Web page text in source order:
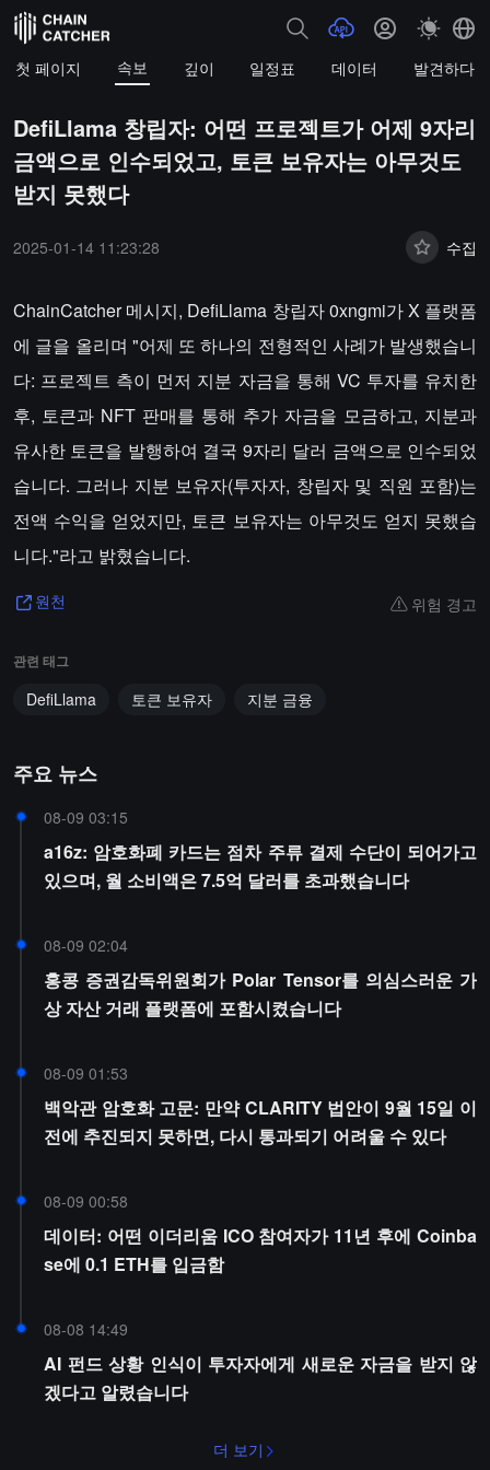
첫 페이지 속보 깊이 일정표 데이터 발견하다
DefiLlama 창립자: 어떤 프로젝트가 어제 9자리
금액으로 인수되었고, 토큰 보유자는 아무것도
받지 못했다
2025-01-14 11:23:28 수집
ChainCatcher 메시지, DefiLlama 창립자 0xngmi가 X 플랫폼
에 글을 올리며 "어제 또 하나의 전형적인 사례가 발생했습니
다: 프로젝트 측이 먼저 지분 자금을 통해 VC 투자를 유치한
후, 토큰과 NFT 판매를 통해 추가 자금을 모금하고, 지분과
유사한 토큰을 발행하여 결국 9자리 달러 금액으로 인수되었
습니다. 그러나 지분 보유자(투자자, 창립자 및 직원 포함)는
전액 수익을 얻었지만, 토큰 보유자는 아무것도 얻지 못했습
니다."라고 밝혔습니다.
원천 위험 경고
관련 태그
DefiLlama 토큰 보유자 지분 금융
주요 뉴스
08-09 03:15
a16z: 암호화폐 카드는 점차 주류 결제 수단이 되어가고
있으며, 월 소비액은 7.5억 달러를 초과했습니다
08-09 02:04
홍콩 증권감독위원회가 Polar Tensor를 의심스러운 가
상 자산 거래 플랫폼에 포함시켰습니다
08-09 01:53
백악관 암호화 고문: 만약 CLARITY 법안이 9월 15일 이
전에 추진되지 못하면, 다시 통과되기 어려울 수 있다
08-09 00:58
데이터: 어떤 이더리움 ICO 참여자가 11년 후에 Coinba
se에 0.1 ETH를 입금함
08-08 14:49
AI 펀드 상황 인식이 투자자에게 새로운 자금을 받지 않
겠다고 알렸습니다
더 보기